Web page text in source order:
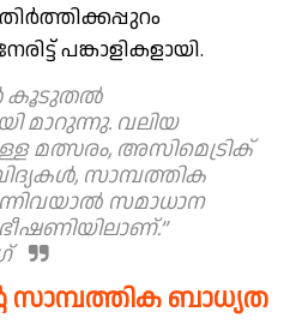
പങ്കാളികളായി.
കൂടുതൽ
മാറുന്നു. വലിയ
മത്സരം, അസിമെട്രിക്
സാമ്പത്തിക
സമാധാന
സാമ്പത്തിക ബാധ്യത